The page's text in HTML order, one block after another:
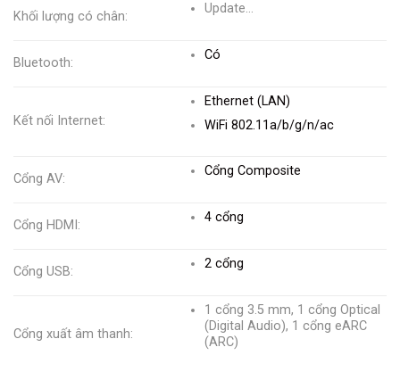
Khối lượng có chân:
Update…
Bluetooth:
Có
Kết nối Internet:
Ethernet (LAN)
WiFi 802.11a/b/g/n/ac
Cổng AV:
Cổng Composite
Cổng HDMI:
4 cổng
Cổng USB:
2 cổng
Cổng xuất âm thanh:
1 cổng 3.5 mm, 1 cổng Optical
(Digital Audio), 1 cổng eARC
(ARC)